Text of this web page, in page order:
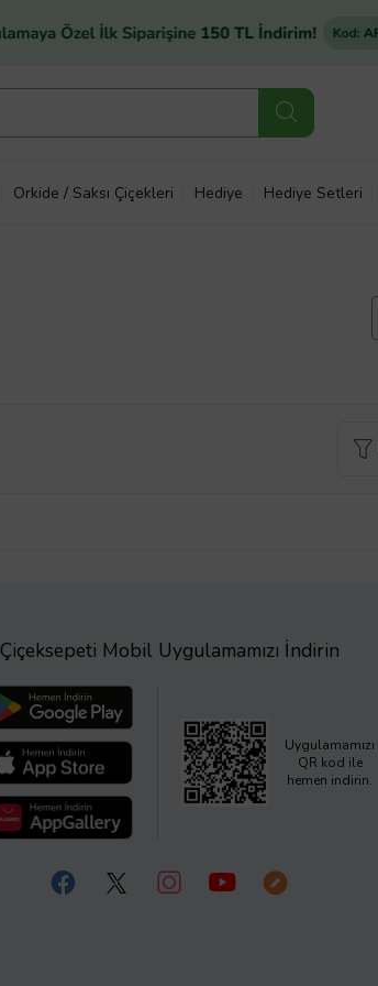
Orkide / Saksı Çiçekleri Hediye Hediye Setleri
Çiçeksepeti Mobil Uygulamamızı İndirin
Uygulamamızı
QR kod ile
hemen indirin.